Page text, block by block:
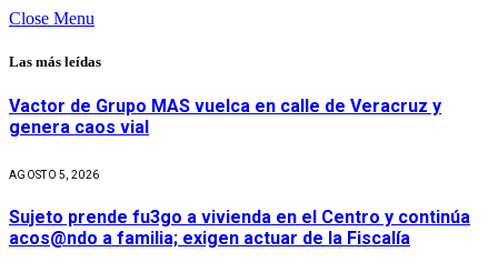
Close Menu
Las más leídas
Vactor de Grupo MAS vuelca en calle de Veracruz y
genera caos vial
AGOSTO 5, 2026
Sujeto prende fu3go a vivienda en el Centro y continúa
acos@ndo a familia; exigen actuar de la Fiscalía